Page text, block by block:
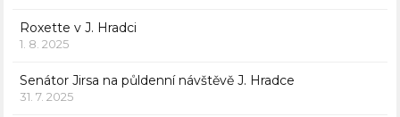
Roxette v J. Hradci
1. 8. 2025
Senátor Jirsa na půldenní návštěvě J. Hradce
31. 7. 2025